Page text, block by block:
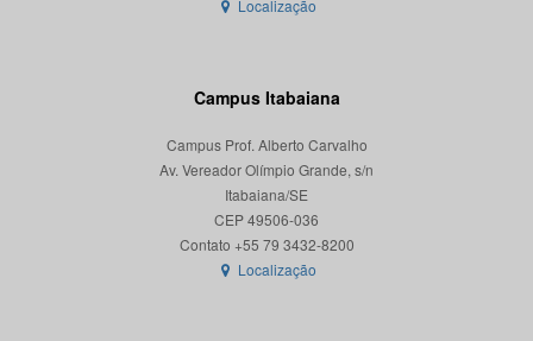
Localização
Campus Itabaiana
Campus Prof. Alberto Carvalho
Av. Vereador Olímpio Grande, s/n
Itabaiana/SE
CEP 49506-036
Localização